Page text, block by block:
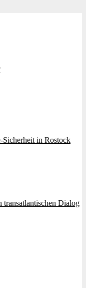
Sicherheit in Rostock
transatlantischen Dialog